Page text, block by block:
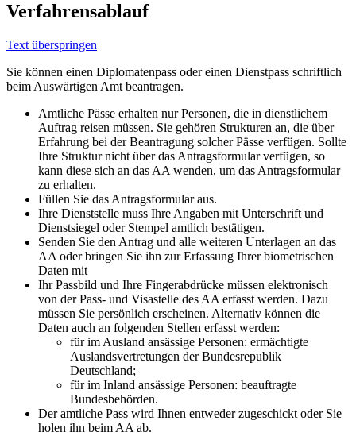
Verfahrensablauf
Text überspringen
Sie können einen Diplomatenpass oder einen Dienstpass schriftlich
beim Auswärtigen Amt beantragen.
Amtliche Pässe erhalten nur Personen, die in dienstlichem
Auftrag reisen müssen. Sie gehören Strukturen an, die über
Erfahrung bei der Beantragung solcher Pässe verfügen. Sollte
Ihre Struktur nicht über das Antragsformular verfügen, so
kann diese sich an das AA wenden, um das Antragsformular
zu erhalten.
Füllen Sie das Antragsformular aus.
Ihre Dienststelle muss Ihre Angaben mit Unterschrift und
Dienstsiegel oder Stempel amtlich bestätigen.
Senden Sie den Antrag und alle weiteren Unterlagen an das
AA oder bringen Sie ihn zur Erfassung Ihrer biometrischen
Daten mit
Ihr Passbild und Ihre Fingerabdrücke müssen elektronisch
von der Pass- und Visastelle des AA erfasst werden. Dazu
müssen Sie persönlich erscheinen. Alternativ können die
Daten auch an folgenden Stellen erfasst werden:
für im Ausland ansässige Personen: ermächtigte
Auslandsvertretungen der Bundesrepublik
Deutschland;
für im Inland ansässige Personen: beauftragte
Bundesbehörden.
Der amtliche Pass wird Ihnen entweder zugeschickt oder Sie
holen ihn beim AA ab.